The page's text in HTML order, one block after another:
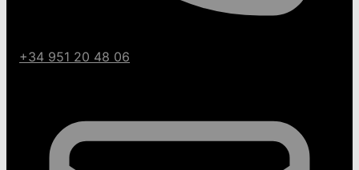
+34 951 20 48 06